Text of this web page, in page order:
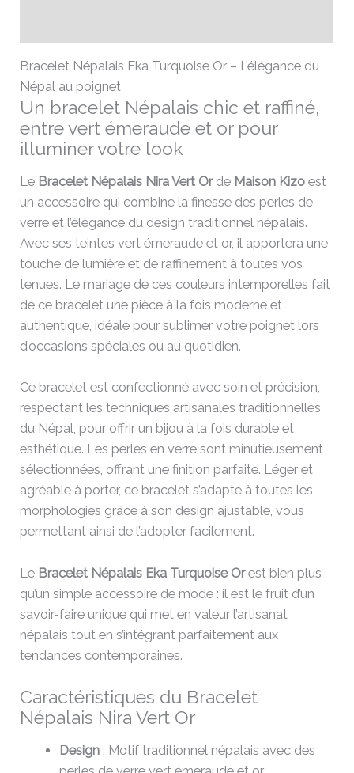
Bracelet Népalais Eka Turquoise Or – L’élégance du
Népal au poignet
Un bracelet Népalais chic et raffiné,
entre vert émeraude et or pour
illuminer votre look
Le Bracelet Népalais Nira Vert Orde Maison Kizo est
un accessoire qui combine la finesse des perles de
verre et l’élégance du design traditionnel népalais.
Avec ses teintes vert émeraude et or, il apportera une
touche de lumière et de raffinement à toutes vos
tenues. Le mariage de ces couleurs intemporelles fait
de ce bracelet une pièce à la fois moderne et
authentique, idéale pour sublimer votre poignet lors
d’occasions spéciales ou au quotidien.
Ce bracelet est confectionné avec soin et précision,
respectant les techniques artisanales traditionnelles
du Népal, pour offrir un bijou à la fois durable et
esthétique. Les perles en verre sont minutieusement
sélectionnées, offrant une finition parfaite. Léger et
agréable à porter, ce bracelet s’adapte à toutes les
morphologies grâce à son design ajustable, vous
permettant ainsi de l’adopter facilement.
Le Bracelet Népalais Eka Turquoise Orest bien plus
qu’un simple accessoire de mode : il est le fruit d’un
savoir-faire unique qui met en valeur l’artisanat
népalais tout en s’intégrant parfaitement aux
tendances contemporaines.
Caractéristiques du Bracelet
Népalais Nira Vert Or
Design: Motif traditionnel népalais avec des